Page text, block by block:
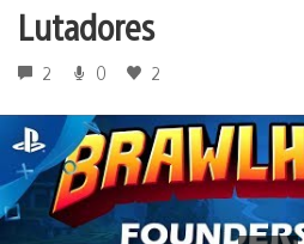
Lutadores
2 0 2